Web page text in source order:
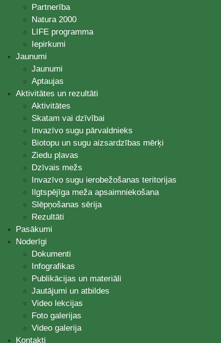
Partnerība
Natura 2000
LIFE programma
Iepirkumi
Jaunumi
Jaunumi
Aptaujas
Aktivitātes un rezultāti
Aktivitātes
Skatam vai dzīvībai
Invazīvo sugu pārvaldnieks
Biotopu un sugu aizsardzības mērķi
Ziedu pļavas
Dzīvais mežs
Invazīvo sugu ierobežošanas teritorijas
Ilgtspējīga meža apsaimniekošana
Slēpņošanas sērija
Rezultāti
Pasākumi
Noderīgi
Dokumenti
Infografikas
Publikācijas un materiāli
Jautājumi un atbildes
Video lekcijas
Foto galerijas
Video galerija
Kontakti